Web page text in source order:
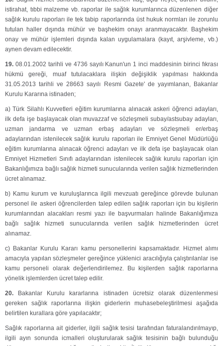
istirahat, tıbbi malzeme vb. raporlar ile sağlık kurumlarınca düzenlenen diğer
sağlık kurulu raporları ile tek tabip raporlarında üst hukuk normları ile zorunlu
tutulan haller dışında mühür ve başhekim onayı aranmayacaktır. Başhekim
onay ve mühür işlemleri dışında kalan uygulamalara (kayıt, arşivleme, vb.)
aynen devam edilecektir.
19. 08.01.2002 tarihli ve 4736 sayılı Kanun'un 1 inci maddesinin birinci fıkrası
hükmü gereği, muaf tutulacaklara ilişkin değişiklik yapılması hakkında
31.05.2013 tarihli ve 28663 sayılı Resmi Gazete' de yayımlanan, Bakanlar
Kurulu Kararına istinaden;
a) Türk Silahlı Kuvvetleri eğitim kurumlarına alınacak askeri öğrenci adayları,
ilk defa işe başlayacak olan muvazzaf ve sözleşmeli subay/astsubay adayları,
uzman jandarma ve uzman erbaş adayları ve sözleşmeli er/erbaş
adaylarından istenilecek sağlık kurulu raporları ile Emniyet Genel Müdürlüğü
eğitim kurumlarına alınacak öğrenci adayları ve ilk defa işe başlayacak olan
Emniyet Hizmetleri Sınıfı adaylarından istenilecek sağlık kurulu raporları için
Bakanlığımıza bağlı sağlık hizmeti sunucularında verilen sağlık hizmetlerinden
ücret alınamaz.
b) Kamu kurum ve kuruluşlarınca ilgili mevzuatı gereğince görevde bulunan
personel ile askeri öğrencilerden talep edilen sağlık raporları için bu kişilerin
kurumlarından alacakları resmi yazı ile başvurmaları halinde Bakanlığımıza
bağlı sağlık hizmeti sunucularında verilen sağlık hizmetlerinden ücret
alınamaz.
c) Bakanlar Kurulu Kararı kamu personellerini kapsamaktadır. Hizmet alımı
amacıyla yapılan sözleşmeler gereğince yüklenici aracılığıyla çalıştırılanlar ise
kamu personeli olarak değerlendirilemez. Bu kişilerden sağlık raporlarına
yönelik işlemlerden ücret talep edilir.
20. Bakanlar Kurulu kararlarına istinaden ücretsiz olarak düzenlenmesi
gereken sağlık raporlarına ilişkin giderlerin muhasebeleştirilmesi aşağıda
belirtilen kurallara göre yapılacaktır;
Sağlık raporlarına ait giderler, ilgili sağlık tesisi tarafından faturalandırılmayıp,
ilgili ayın sonunda icmalleri oluşturularak sağlık tesisinin bağlı bulunduğu